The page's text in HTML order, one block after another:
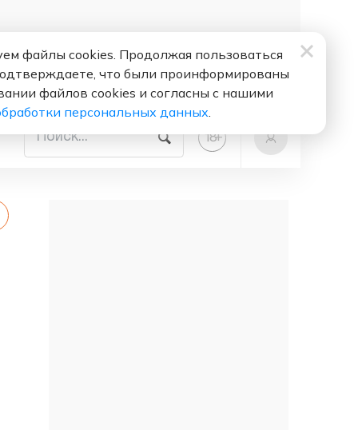
18+
файлы cookies. Продолжая пользоваться
что были проинформированы
файлов cookies и согласны с нашими
персональных данных.